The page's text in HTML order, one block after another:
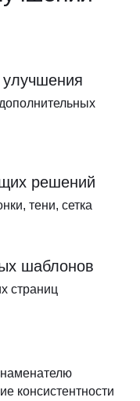
решений
тени, сетка
шаблонов
страниц
консистентности